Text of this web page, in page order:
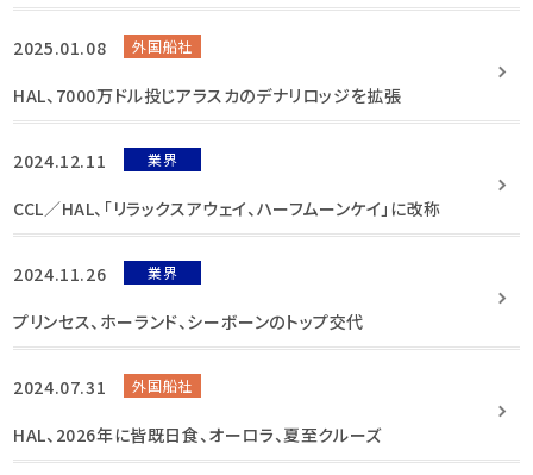
2025.01.08 外国船社
HAL、7000万ドル投じアラスカのデナリロッジを拡張
2024.12.11 業界
CCL／HAL、「リラックスアウェイ、ハーフムーンケイ」に改称
2024.11.26 業界
プリンセス、ホーランド、シーボーンのトップ交代
2024.07.31 外国船社
HAL、2026年に皆既日食、オーロラ、夏至クルーズ